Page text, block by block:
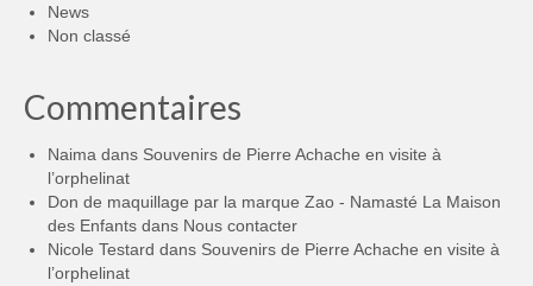
News
Non classé
Commentaires
Naima dans Souvenirs de Pierre Achache en visite à
l’orphelinat
Don de maquillage par la marque Zao - Namasté La Maison
des Enfants dans Nous contacter
Nicole Testard dans Souvenirs de Pierre Achache en visite à
l’orphelinat